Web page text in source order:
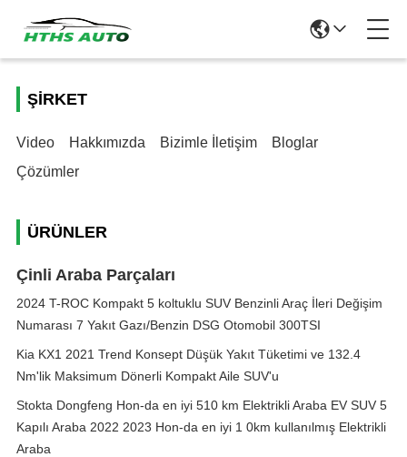
ŞIRKET
Video Hakkımızda Bizimle İletişim
Bloglar
Çözümler
ÜRÜNLER
Çinli Araba Parçaları
2024 T-ROC Kompakt 5 koltuklu SUV Benzinli Araç İleri Değişim
Numarası 7 Yakıt Gazı/Benzin DSG Otomobil 300TSI
Kia KX1 2021 Trend Konsept Düşük Yakıt Tüketimi ve 132.4
Nm'lik Maksimum Dönerli Kompakt Aile SUV'u
Stokta Dongfeng Hon-da en iyi 510 km Elektrikli Araba EV SUV 5
Kapılı Araba 2022 2023 Hon-da en iyi 1 0km kullanılmış Elektrikli
Araba